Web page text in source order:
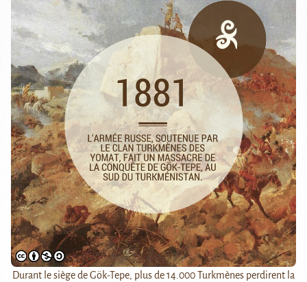
Durant le siège de Gök-Tepe, plus de 14.000 Turkmènes perdirent la